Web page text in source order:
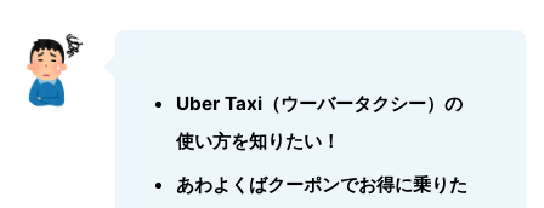
Uber Taxi（ウーバータクシー）の
使い方を知りたい！
あわよくばクーポンでお得に乗りた